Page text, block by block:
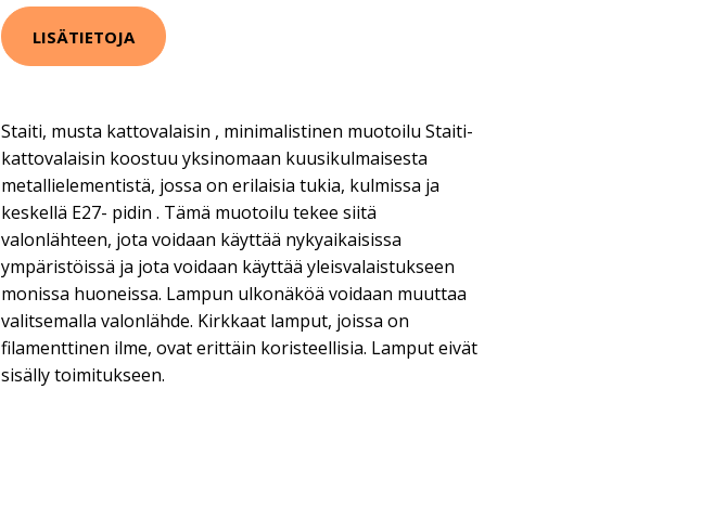
LISÄTIETOJA
Staiti, musta kattovalaisin , minimalistinen muotoilu Staiti-
kattovalaisin koostuu yksinomaan kuusikulmaisesta
metallielementistä, jossa on erilaisia tukia, kulmissa ja
keskellä E27- pidin . Tämä muotoilu tekee siitä
valonlähteen, jota voidaan käyttää nykyaikaisissa
ympäristöissä ja jota voidaan käyttää yleisvalaistukseen
monissa huoneissa. Lampun ulkonäköä voidaan muuttaa
valitsemalla valonlähde. Kirkkaat lamput, joissa on
filamenttinen ilme, ovat erittäin koristeellisia. Lamput eivät
sisälly toimitukseen.